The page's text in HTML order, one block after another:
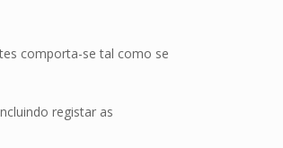
comporta-se tal como se
registar as